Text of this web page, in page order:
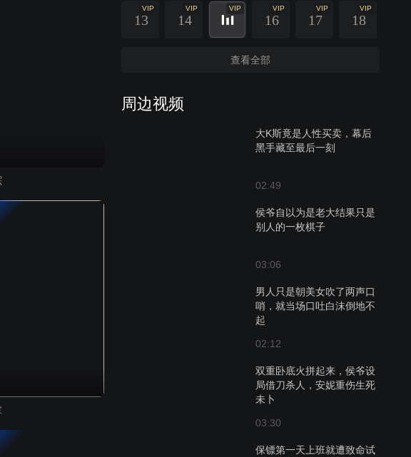
VIP
13
VIP
14
VIP VIP
16
VIP
17
VIP
18
查看全部
周边视频
大K斯竟是人性买卖，幕后
黑手藏至最后一刻
02:49
侯爷自以为是老大结果只是
别人的一枚棋子
03:06
男人只是朝美女吹了两声口
哨，就当场口吐白沫倒地不
起
02:12
双重卧底火拼起来，侯爷设
局借刀杀人，安妮重伤生死
未卜
03:30
保镖第一天上班就遭致命试